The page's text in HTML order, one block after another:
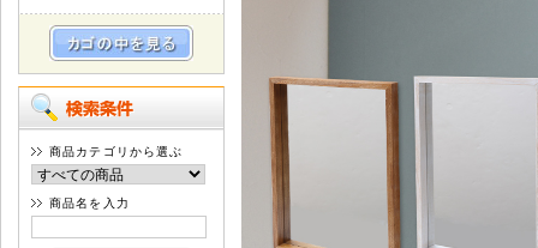
商品カテゴリから選ぶ
商品名を入力